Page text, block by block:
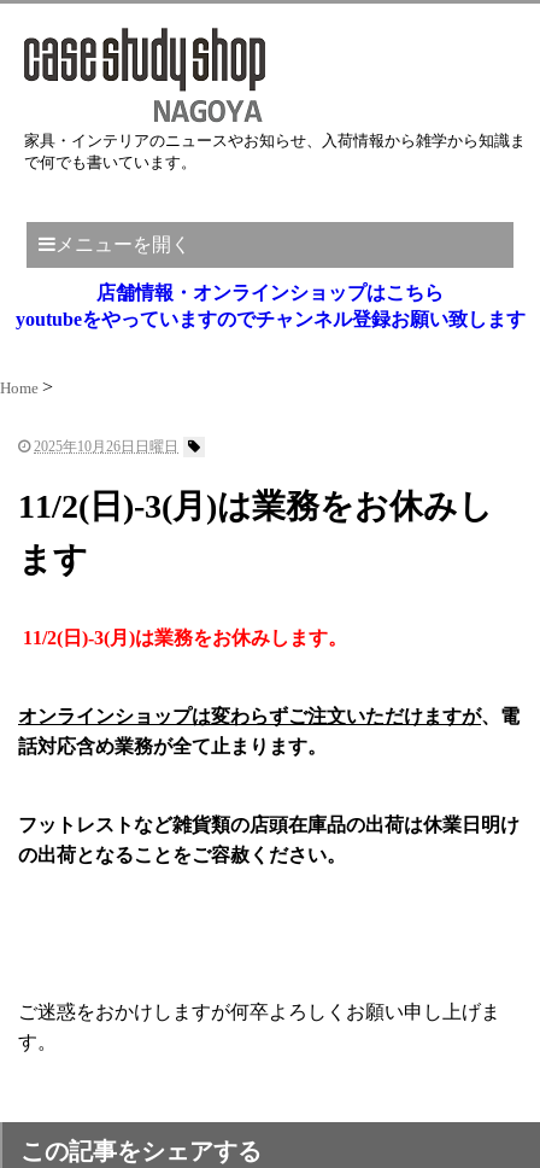
家具・インテリアのニュースやお知らせ、入荷情報から雑学から知識ま
で何でも書いています。
メニューを開く
店舗情報・オンラインショップはこちら
youtubeをやっていますのでチャンネル登録お願い致します
Home
2025年10月26日日曜日
11/2(日)-3(月)は業務をお休みし
ます
11/2(日)-3(月)は業務をお休みします。
オンラインショップは変わらずご注文いただけますが、電
話対応含め業務が全て止まります。
フットレストなど雑貨類の店頭在庫品の出荷は休業日明け
の出荷となることをご容赦ください。
ご迷惑をおかけしますが何卒よろしくお願い申し上げま
す。
この記事をシェアする